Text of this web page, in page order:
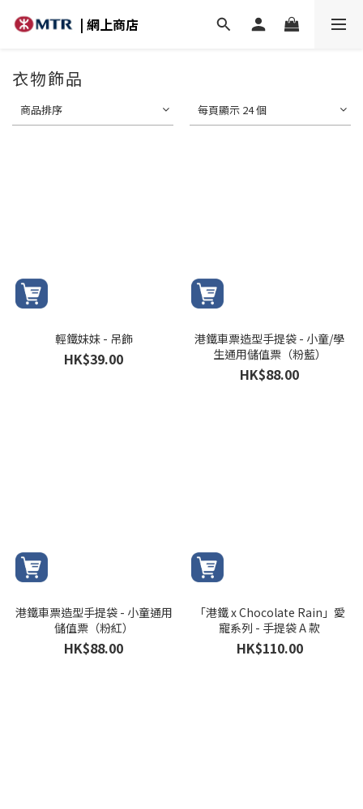
| 網上商店
衣物飾品
商品排序 每頁顯示 24 個
輕鐵妹妹 - 吊飾
HK$39.00
港鐵車票造型手提袋 - 小童/學
生通用儲值票（粉藍）
HK$88.00
港鐵車票造型手提袋 - 小童通用
儲值票（粉紅）
HK$88.00
「港鐵 x Chocolate Rain」愛
寵系列 - 手提袋 A 款
HK$110.00